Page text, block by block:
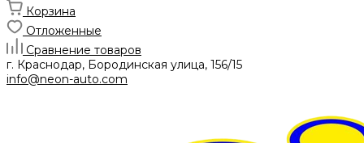
Корзина
Отложенные
Сравнение товаров
г. Краснодар, Бородинская улица, 156/15
info@neon-auto.com